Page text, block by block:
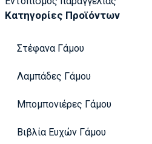
Κατηγορίες Προϊόντων
Στέφανα Γάμου
Λαμπάδες Γάμου
Μπομπονιέρες Γάμου
Βιβλία Ευχών Γάμου